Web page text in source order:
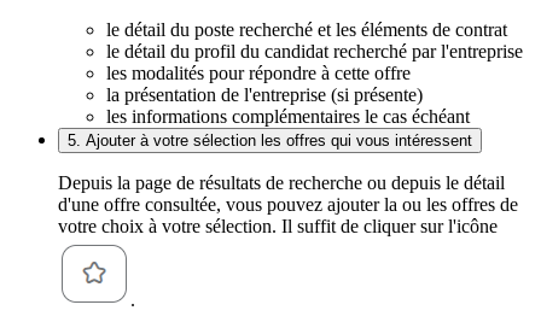
le détail du poste recherché et les éléments de contrat
le détail du profil du candidat recherché par l'entreprise
les modalités pour répondre à cette offre
la présentation de l'entreprise (si présente)
les informations complémentaires le cas échéant
5. Ajouter à votre sélection les offres qui vous intéressent
Depuis la page de résultats de recherche ou depuis le détail
d'une offre consultée, vous pouvez ajouter la ou les offres de
votre choix à votre sélection. Il suffit de cliquer sur l'icône
.